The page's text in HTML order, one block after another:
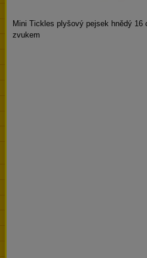
Mini Tickles plyšový pejsek hnědý 16
zvukem